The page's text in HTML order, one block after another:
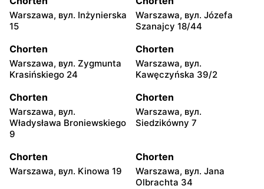
Warszawa, вул. Inżynierska
15
Warszawa, вул. Józefa
Szanajcy 18/44
Chorten
Warszawa, вул. Zygmunta
Krasińskiego 24
Chorten
Warszawa, вул.
Kawęczyńska 39/2
Chorten
Warszawa, вул.
Władysława Broniewskiego
9
Chorten
Warszawa, вул.
Siedzikówny 7
Chorten
Warszawa, вул. Kinowa 19
Chorten
Warszawa, вул. Jana
Olbrachta 34